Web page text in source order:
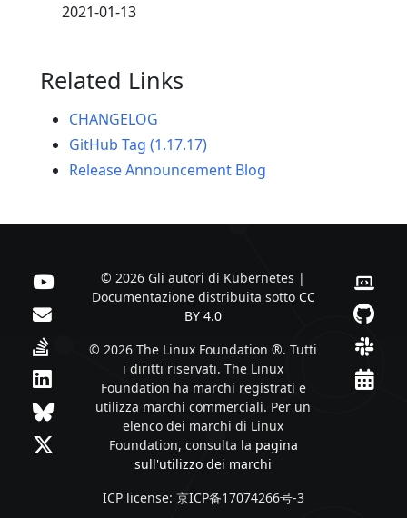
2021-01-13
Related Links
CHANGELOG
GitHub Tag (1.17.17)
Release Announcement Blog
© 2026 Gli autori di Kubernetes |
Documentazione distribuita sotto CC
BY 4.0
© 2026 The Linux Foundation ®. Tutti
i diritti riservati. The Linux
Foundation ha marchi registrati e
utilizza marchi commerciali. Per un
elenco dei marchi di Linux
Foundation, consulta la pagina
sull'utilizzo dei marchi
ICP license: 京ICP备17074266号-3